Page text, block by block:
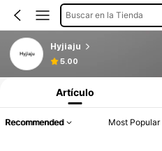
Buscar en la Tienda
Hyjiaju
5.00
Artículo
Recommended Most Popular